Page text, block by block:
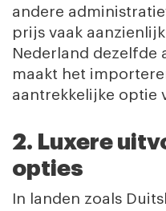
andere
prijs vaak
Nederland dezelfde
maakt het
aantrekkelijke optie
2. Luxere
opties
In landen zoals